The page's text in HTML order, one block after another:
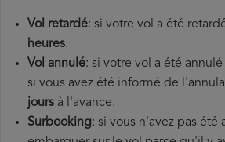
Vol retardé: si votre vol a été
heures.
Vol annulé: si votre vol a été annulé
si vous avez été informé de
jours à l'avance.
Surbooking: si vous n'avez pas été